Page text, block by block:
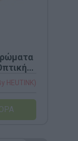
HEUTINK)